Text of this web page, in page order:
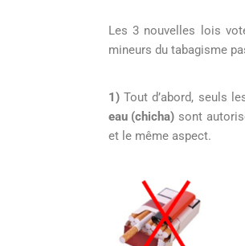
Les 3 nouvelles lois
mineurs du tabagisme
1)Tout d’abord, seuls
eau (chicha) sont
et le même aspect.